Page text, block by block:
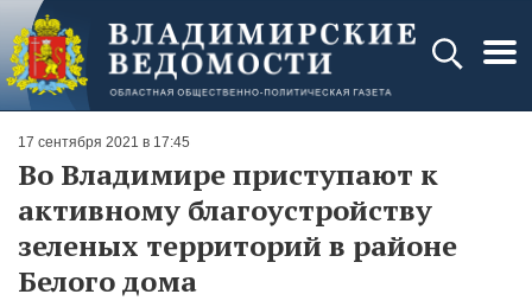
17 сентября 2021 в 17:45
Во Владимире приступают к
активному благоустройству
зеленых территорий в районе
Белого дома